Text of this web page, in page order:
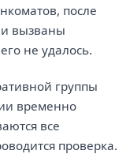
после
вызваны
не удалось.
группы
временно
все
проверка.